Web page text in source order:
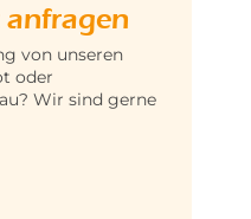
von unseren
oder
Wir sind gerne